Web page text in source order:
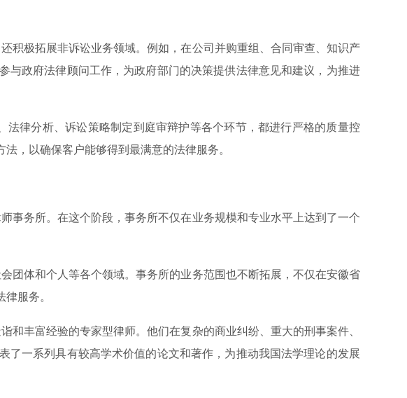
极拓展非诉讼业务领域。例如，在公司并购重组、合同审查、知识产
政府法律顾问工作，为政府部门的决策提供法律意见和建议，为推进
律分析、诉讼策略制定到庭审辩护等各个环节，都进行严格的质量控
，以确保客户能够得到最满意的法律服务。
务所。在这个阶段，事务所不仅在业务规模和专业水平上达到了一个
体和个人等各个领域。事务所的业务范围也不断拓展，不仅在安徽省
服务。
丰富经验的专家型律师。他们在复杂的商业纠纷、重大的刑事案件、
一系列具有较高学术价值的论文和著作，为推动我国法学理论的发展